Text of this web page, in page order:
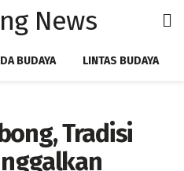
BUDAYA LINTAS BUDAYA
Tradisi